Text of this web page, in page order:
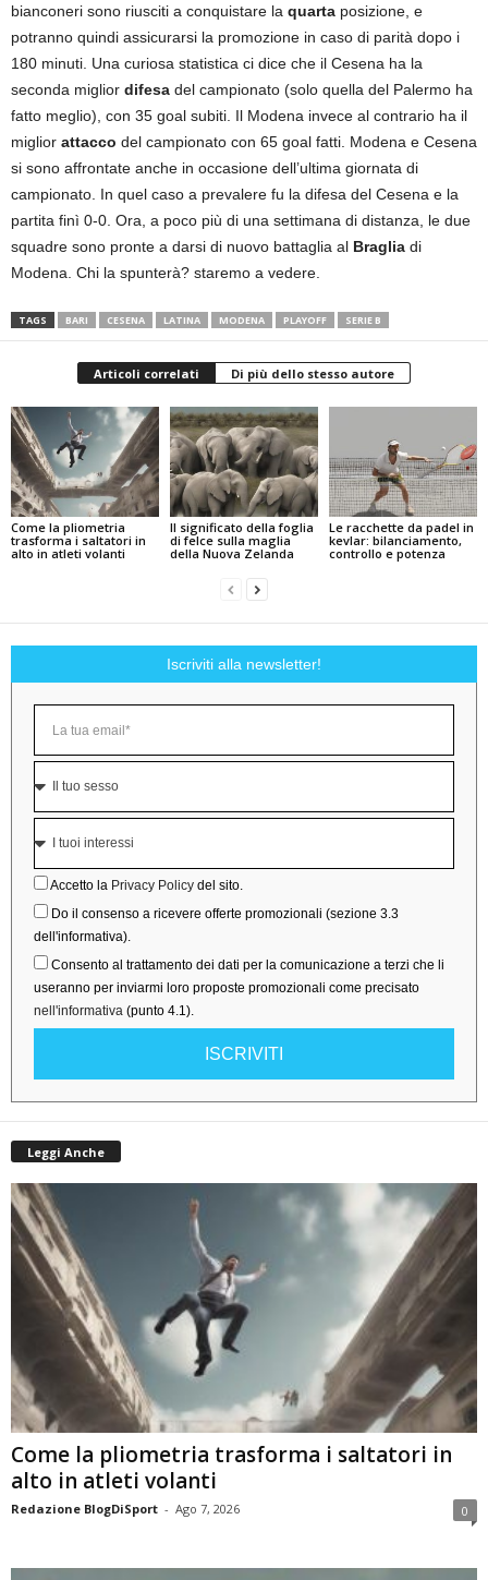
bianconeri sono riusciti a conquistare la quarta posizione, e
potranno quindi assicurarsi la promozione in caso di parità dopo i
180 minuti. Una curiosa statistica ci dice che il Cesena ha la
seconda miglior difesa del campionato (solo quella del Palermo ha
fatto meglio), con 35 goal subiti. Il Modena invece al contrario ha il
miglior attacco del campionato con 65 goal fatti. Modena e Cesena
si sono affrontate anche in occasione dell’ultima giornata di
campionato. In quel caso a prevalere fu la difesa del Cesena e la
partita finì 0-0. Ora, a poco più di una settimana di distanza, le due
squadre sono pronte a darsi di nuovo battaglia al Braglia di
Modena. Chi la spunterà? staremo a vedere.
TAGS BARI CESENA LATINA MODENA PLAYOFF SERIE B
Articoli correlati Di più dello stesso autore
Come la pliometria
trasforma i saltatori in
alto in atleti volanti
Il significato della foglia
di felce sulla maglia
della Nuova Zelanda
Le racchette da padel in
kevlar: bilanciamento,
controllo e potenza
Iscriviti alla newsletter!
Accetto la Privacy Policy del sito.
Do il consenso a ricevere offerte promozionali (sezione 3.3
dell'informativa).
Consento al trattamento dei dati per la comunicazione a terzi che li
useranno per inviarmi loro proposte promozionali come precisato
nell'informativa (punto 4.1).
ISCRIVITI
Leggi Anche
Come la pliometria trasforma i saltatori in
alto in atleti volanti
Redazione BlogDiSport - Ago 7, 2026 0